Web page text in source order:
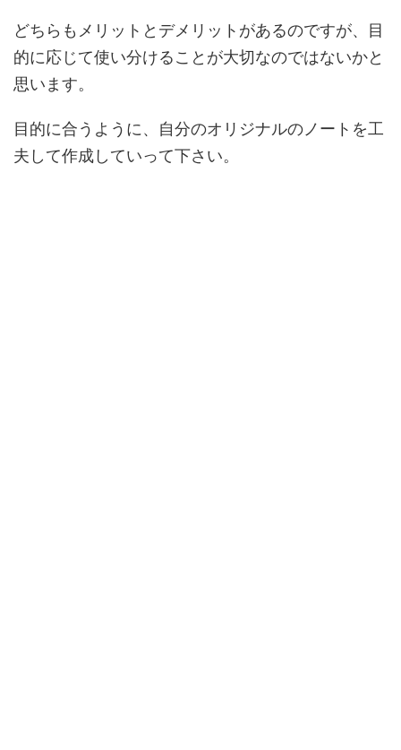
どちらもメリットとデメリットがあるのですが、目
的に応じて使い分けることが大切なのではないかと
思います。
目的に合うように、自分のオリジナルのノートを工
夫して作成していって下さい。